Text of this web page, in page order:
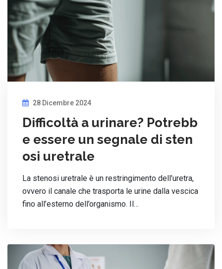
28 Dicembre 2024
Difficoltà a urinare? Potrebb
e essere un segnale di sten
osi uretrale
La stenosi uretrale è un restringimento dell’uretra,
ovvero il canale che trasporta le urine dalla vescica
fino all’esterno dell’organismo. Il…